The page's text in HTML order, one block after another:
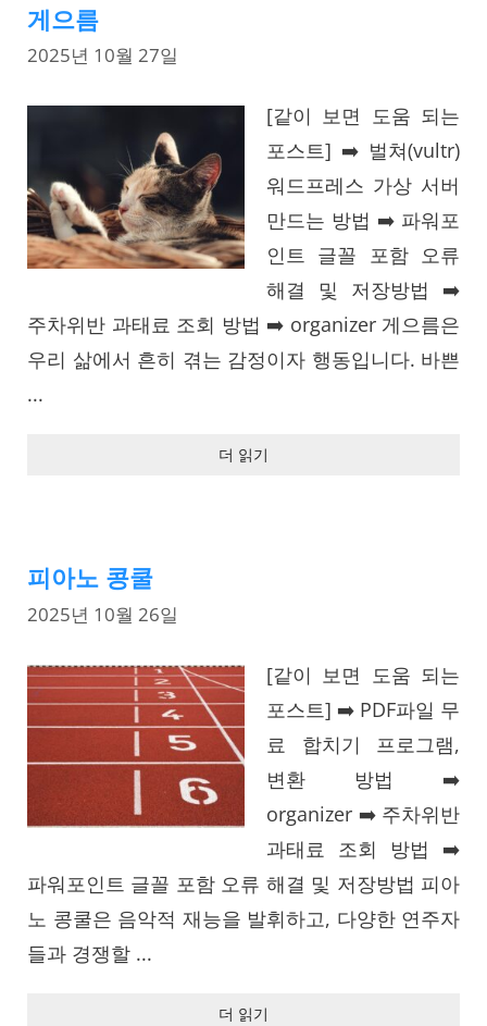
게으름
2025년 10월 27일
[같이 보면 도움 되는
포스트] ➡️ 벌쳐(vultr)
워드프레스 가상 서버
만드는 방법 ➡️ 파워포
인트 글꼴 포함 오류
해결 및 저장방법 ➡️
주차위반 과태료 조회 방법 ➡️ organizer 게으름은
우리 삶에서 흔히 겪는 감정이자 행동입니다. 바쁜
...
더 읽기
피아노 콩쿨
2025년 10월 26일
[같이 보면 도움 되는
포스트] ➡️ PDF파일 무
료 합치기 프로그램,
변환 방법 ➡️
organizer ➡️ 주차위반
과태료 조회 방법 ➡️
파워포인트 글꼴 포함 오류 해결 및 저장방법 피아
노 콩쿨은 음악적 재능을 발휘하고, 다양한 연주자
들과 경쟁할 ...
더 읽기